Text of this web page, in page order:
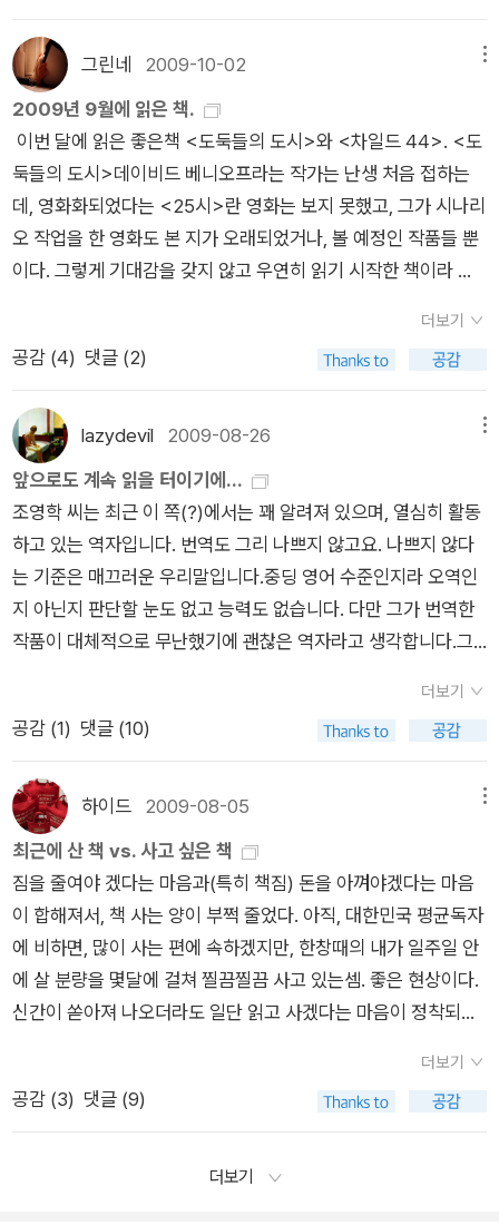
유럽에서 더 인기가 많다고 하죠. 스토리 전개가 정말 흥미롭고,
그러면서도 인생의 교훈을 잘 담고 있어서 '재미'와 '의미'라는ㅡ
소설이 갖춰야 할 두 가지 축을 모두 갖춘 소설이었습니다. 요즘
이분의 다른 작품 <위험한 관계>를 원서로 읽고 있는데 이 책도
참 재밌네요. 3096일 최근에 읽은 책이기도 하지만, 워낙 충격
적인 내용이라서 올해 읽은 책 중에 이 책만큼 깊은 인상을 남긴
책이 없었어요. 1988년에 오스트리아 빈에서 태어난 소녀 나타
샤 캄푸쉬가 실제로 10살 때 한 남자에 의해 납치되어 8년에 이
르는 시간을 지하 감옥에 감금되어 폭력과 성폭행 등을 견디고 탈
기적인 정도로 그치기 쉬운데, 이 책을 읽으면서 에세이가 그 어
떤 소설보다도 강렬할 수 있고, 사회적으로도 중요한 의미를 가질
수 있다는 것을 새삼 깨달았습니다. 세상의 끝에 내가 있다 CN
N 앵커 앤더슨 쿠퍼의 어린 시절과 청년기, 언론인이 되고나서의
생활 등에 대해 직접 고백한 자서전. 외가가 미국에서 손꼽히는
재벌가이고 어머니가 유명 디자이너여서 어릴 때 남부러울 것 없
이 살았는데, 아버지와 형의 잇단 죽음으로 부나 명예, 그리고 인
생이라는 것에 회의를 느끼고 죽음으로부터 가장 가까운 전쟁터
에서 보도를 하는 저널리스트가 되었다고 합니다. 본인의 목소리
팬 되어서 뉴스도 챙겨보고 인터넷에서 이 분이 진행하는 토크쇼
도 찾아보고 있네요 ㅎㅎ 소셜 애니멀 가상의 두 인물의 일생을
통해 성공을 결정하는 요인은 무엇인지에 대해 분석한 내용인데
요, 저는 성공 보다도 인간의 일생을 관찰하는 데 있어 교육학, 인
류학, 사회학, 심리학, 경영학, 정치학 등 무수히 많은 학문이 적
용될 수 있다는 점이 더욱 인상적이었어요. 여러 학문에 두루두루
관심이 많고, 사람의 인생뿐 아니라 사회를 전체적으로 조망하는
눈을 가지고 싶은 분들한테 추천하고 싶은 책입니다. 언어의 감
옥에서 지난해 내내 생각했고, 앞으로 살아가면서 고민할 문제를
제시한 책입니다. 재일교포인 저자가 일본어를 쓰고 일본어로 생
각하면서 재일동포의 주체성, 독자성을 주장하는 것에 대한 자기
데요, 이 책을 읽으면서 한국인과 일본인이 사용하는 언어의 차이
정의 골을 낳는 것 같다고 생각했습니다. 진지한 주제라서 다소
들춰보았다. 누군가를 잊지 않는다는 건 추억이 있기 때문이리
라...물만두님리뷰집 속에 내가 선물한 <마노스케 사건 해결집>
이나, 내게추천해주셨던책 리뷰도 있는지 책을 사 봐야지~<물
만두의 추리 책방> 홍윤(물만두)/바다출판사 출간일 2011. 12. 1
3일로 된 646쪽의 방대한 서평집이다. <물만두 추리책방> 알
라딘 소개된 글을 보면...전설의 서평 블로거 물만두 홍윤의 <물
만두의 추리 책방>. 저자가 11년간 동명의 블로그에 올린 추리소
평집이다. 20여 년간 희귀병인 봉입체근염으로 투병생활을 하다
2010년 12월 13일 세상을 떠나기 전까지 저자는 방대한 독서량
과 따뜻한 시선으로 양질의 리뷰 세계를 구축했다. 이 책은 고전
과 현대, 동양과 서양을 통틀어 엄선한 물만두표 '죽기 전 읽어야
할 추리소설 필독서 200선'이다. 추리소설의 여왕 애거서 크리스
티, 괴도 뤼팽 시리즈로 유명한 모리스 르블랑, 정통 추리소설의
대가 엘러리 퀸에서부터 사회에 대한 시각을 날카롭게 녹여낸 히
가시노 게이고와 유쾌함과 치유를 동시에 선사하는 미야베 미유
키까지 153명 작가의 200개 작품에 대한 리뷰를 모았다. 중략~
나만 좋으면 그만이지 <별 다섯 인생> 은 에세이다.신간도서 소
개에 올라 온 글은...물만두라는 이름으로 10년간 활동한 서평 블
한 양의 독서를 하면서 꾸준히 서평을 올려 많은 독자들의 사랑을
받았다. 고인의 1주기를 기리며 출간된 이 책에는 서로에게 힘이
되어 준 가족 이야기, 바깥세상과의 소통 통로였던 서평 활동 이
야기, 인터넷을 통해 맺은 인연 이야기 등을 비롯해 그녀의 단상
과 삶의 흔적들이 고스란히 담겨 있다.지금 주문하면 12월 2일
출고 예상으로 나온다.
니다만....잘 알지도 못하는 어린놈이 이래저래 말이 많습니다..
사실 저도 말은 이렇게 해도 살다보면'쿨'하지 못할때가 많습니
다. 그래도 '쿨해져야지..쿨해져야지..'한번씩 마음속으로 주문을
겁니다.. 그러면 마음이 편안해 지는 것 같습니다...영화 이야기는
하지 않고 남의 일에 쓸데없는 간섭이 많아졌습니다...영화로 돌
아가서, 다큐멘터리이지만 시간가는줄 모르고 재미나게 잘 보았
습니다...심각하게 보시지 말고, 가벼운 마음으로 감상하겨도 좋
을것 같습니다... 전 그렇게 봤습니다..^^하나 덪 부친다면,김기덕
감독은 정말 해외에서 더 대접을 받는것 같더군요...너무나도 유
는 장면이 있습니다..그 책의 그 대목에서해외에서의 '김기덕'감
용의자'책으로 안보신분계시다면 꼭꼭꼭 보시길...
야기라는데, 읽고 난 후배 왈, '매우 교훈적인 이야기던데요? 자
수성가?'...흠. 어쨌거나 이것도 곧 교환해서 볼 예정.간만에 영풍
문고 가서 돌아보니 만화책도 대부분 사고 싶은 것들 뿐. 으
흑............................만화만 읽는 것은 아니고. 로렌스 블록의 <무
덤으로 향하다>를 어제 다 읽고 (꽤 재미있는 책이다) 집어든 것
은 <6인의 용의자>. <슬럼독 밀리어네어>를 지은 비카스 스와
루프가 지은 책이다. <슬럼독 밀리어네어>는 영화로만 보았는
데, 인도 출신인 이 외교관 겸 작가는 인도의 현실에 대해 아주 적
나라하면서도 의미심장하게 이야기하고 있다는 것을 발견했다.
그냥 술술 넘어가는 책.결말이 어떻게 될런지 궁금해지기도 하고.
그린네 2009-10-02
2009년 9월에 읽은 책.
이번 달에 읽은 좋은책 <도둑들의 도시>와 <차일드 44>. <도
둑들의 도시>데이비드 베니오프라는 작가는 난생 처음 접하는
데, 영화화되었다는 <25시>란 영화는 보지 못했고, 그가 시나리
오 작업을 한 영화도 본 지가 오래되었거나, 볼 예정인 작품들 뿐
이다. 그렇게 기대감을 갖지 않고 우연히 읽기 시작한 책이라 그
과정을 담은 온전한 전쟁 소설이라고 보긴 어렵지만-의 매력에
흠뻑 빠져서 헤어나오질 못하고;; 전쟁 속에서도 삶은 계속되고,
해야하는 그런 상황에서도 살아남는 사람들의 이야기가 이토록
아프고도 기쁜지 잊고 있었다.<차일드 44>는 장르를 달리 하지
만, 연장선상에 있다고 봐도 좋을 책- 스탈린 치하의 '완벽한 사회
주의 국가 건설'이라는 목표 아래, 범죄가 없는 깨끗하고 살기 좋
은 나라에 살고 있다고 믿어야 하는 사람들의 이야기가, 범죄 그
자체보다 더 깊게, 와닿았다. 책 분량이 결코 만만치 않으나 버릴
곳이 한 군데도 없다(사실, 라이사를 노리는 음흉한 의사이야기
는 없어도 되겠더라만'')고 생각될 만큼 흡입력도 좋은 작품이었
다.결국, 아주 유명한 전쟁 소설 <캐치22>를 덜컥 구입- 아직 읽
지 않아 좀 부끄러우려나? 그 외에도 스탈린이나 레닌 치하의 소
련이 무척 궁금해졌다는. 나는 확실히, 단편 보다는 장편이 좋
다. 그것은 나라는 사람이, 문체의 힘이라거나 문장이 주는 아름
다움에 무감각하고 대신 서사가 가진 힘에 쉽게 감동하기 때문일
것이다. 두 번째로 만난 조이스 캐롤 오츠의 <멀베이니 가족>은
800여 페이지에 달하는 굉장한(?) 책이지만, 그 이야기가 너무
길어서 오히려 힘들었다. 글쎄, 모든 일이 벌어졌을 때부터 균열
과 몰락과 또다른 화합은 이미 예견되어 있었다고 봐야 할 것이
다. 문제는 그 화합으로 나아가는 과정이 지나치게 고통스럽고 몰
락의 과정이 반복적이어서 읽는 내가 지쳐버렸다는 데 있다. 이미
캐롤 오츠의 단편이 문득, 읽고 싶어졌다. <6인의 용의자>는
상당히 많이 한 작품이다.뭐, 이제는 영화 <슬럼독 밀리어네어>
더보기
공감 (4) 댓글 (2)
lazydevil 2009-08-26
앞으로도 계속 읽을 터이기에...
조영학 씨는 최근 이 쪽(?)에서는 꽤 알려져 있으며, 열심히 활동
하고 있는 역자입니다. 번역도 그리 나쁘지 않고요. 나쁘지 않다
는 기준은 매끄러운 우리말입니다.중딩 영어 수준인지라 오역인
지 아닌지 판단할 눈도 없고 능력도 없습니다. 다만 그가 번역한
작품이 대체적으로 무난했기에 괜찮은 역자라고 생각합니다.그
낍니다. 조영학 씨가 번역한 작품에서 반복되는 사소한 몇 가지가
매우 거슬리기 때문입니다. 불필요한 곳에서 ‘오버’한다는 선입견
요. 기본적으로 욕은 욕으로 번역하면 된다고 생각합니다. 그런데
종종 과도하게 생동감을 부여하려는 듯 우리말 욕으로 번역하는
경우가 있습니다. 제임스나 데이비드같은 이름을 가진 미국인이
우리말 욕을 하는 것 같아 시쳇말로 깹니다. 원작의 분위기를 생
생하게 전달하는 것도 좋지만 선이라는 것이 있거든요.조영학 씨
의 경우 간혹 캐릭터 특유의 말투를 살리기 위해 생경하고 말투를
쓰기도 합니다. 가령 <가라, 아이야, 가라>에서 풀레라는 형사는
늘상 “XX양아, ~~한다.” 식으로 말합니다. 마치 60년대 한국영
화에서나 들을 수 있을 법한 말투죠. “김양아, 나는 이렇게 생각
한다.” 뭐 이런 말투요. 도대체 어떤 영어를 구사하길래 이 형사는
다찌마와 리처럼 말하는 거죠? 시종일관 이런 말투를 고수하는
민망했냐면, 중반 이후 큰 부상으로 사건 전개에서 아웃되었을 때
더보기
공감 (1) 댓글 (10)
하이드 2009-08-05
최근에 산 책 vs. 사고 싶은 책
짐을 줄여야 겠다는 마음과(특히 책짐) 돈을 아껴야겠다는 마음
이 합해져서, 책 사는 양이 부쩍 줄었다. 아직, 대한민국 평균독자
에 비하면, 많이 사는 편에 속하겠지만, 한창때의 내가 일주일 안
에 살 분량을 몇달에 걸쳐 찔끔찔끔 사고 있는셈. 좋은 현상이다.
신간이 쏟아져 나오더라도 일단 읽고 사겠다는 마음이 정착되고
책은 한권씩 두권씩 사다보니, 교보의 바로드림 혹은 당일배송되
는 상품이라면 알라딘을 이용하고 있다.(반반인듯. 그니깐, 나는
아저씨들 고생하고, 그런거 걱정하는 오지랍과는 거리가 멀다.)
더보기
공감 (3) 댓글 (9)
더보기